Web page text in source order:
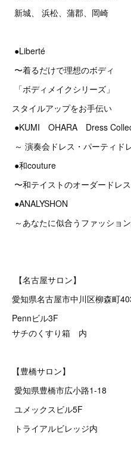
新城、 浜松、蒲郡、岡崎
●Liberté
〜着るだけで理想のボディ
「ボディメイクシリーズ」
スタイルアップをお手伝い
●KUMI OHARA Dress
～ 演奏会ドレス・パーティド
●和couture
〜和テイストのオーダードレス
●ANALYSHON
～あなたに似合うファッショ
【名古屋サロン】
愛知県名古屋市中川区柳森町
Pennビル3F
サチのくすり箱 内
【豊橋サロン】
愛知県豊橋市広小路1-18
ユメックスビル5F
トライアルビレッジ内